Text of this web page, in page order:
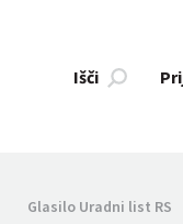
Išči
Glasilo Uradni list RS